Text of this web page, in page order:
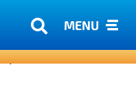
MENU